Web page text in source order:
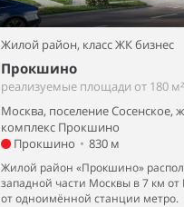
Жилой район, класс ЖК бизнес
Прокшино
реализуемые площади от 180 м²
Москва, поселение Сосенское,
комплекс Прокшино
Прокшино • 830 м
Жилой район «Прокшино»
западной части Москвы в 7 км
от одноимённой станции метро.